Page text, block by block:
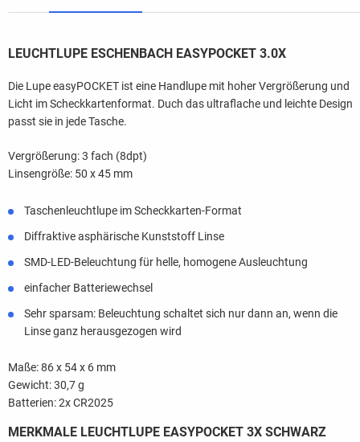
LEUCHTLUPE ESCHENBACH EASYPOCKET 3.0X
Die Lupe easyPOCKET ist eine Handlupe mit hoher Vergrößerung und
Licht im Scheckkartenformat. Duch das ultraflache und leichte Design
passt sie in jede Tasche.
Vergrößerung: 3 fach (8dpt)
Linsengröße: 50 x 45 mm
Taschenleuchtlupe im Scheckkarten-Format
Diffraktive asphärische Kunststoff Linse
SMD-LED-Beleuchtung für helle, homogene Ausleuchtung
einfacher Batteriewechsel
Sehr sparsam: Beleuchtung schaltet sich nur dann an, wenn die
Linse ganz herausgezogen wird
Maße: 86 x 54 x 6 mm
Gewicht: 30,7 g
Batterien: 2x CR2025
MERKMALE LEUCHTLUPE EASYPOCKET 3X SCHWARZ